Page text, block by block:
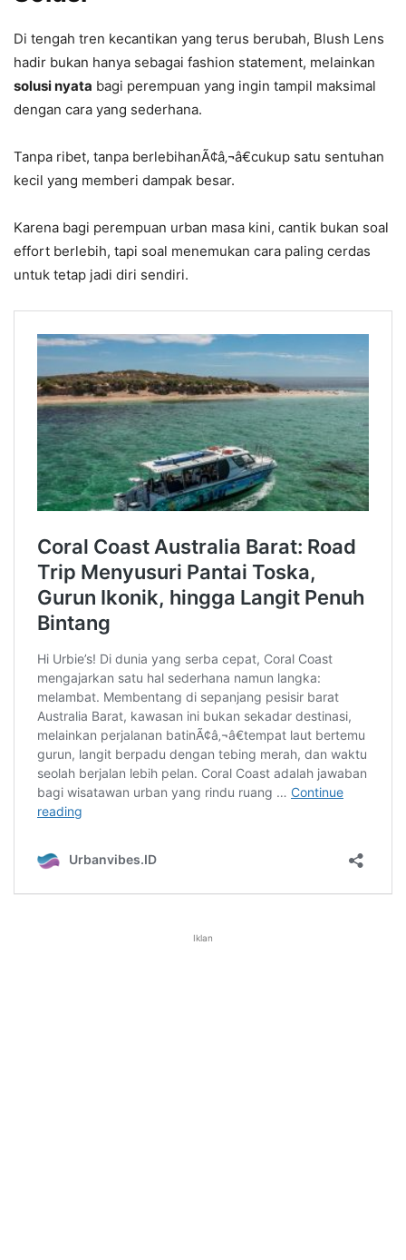
Di tengah tren kecantikan yang terus berubah, Blush Lens
hadir bukan hanya sebagai fashion statement, melainkan
solusi nyata bagi perempuan yang ingin tampil maksimal
dengan cara yang sederhana.
Tanpa ribet, tanpa berlebihanÃ¢â‚¬â€cukup satu sentuhan
kecil yang memberi dampak besar.
Karena bagi perempuan urban masa kini, cantik bukan soal
effort berlebih, tapi soal menemukan cara paling cerdas
untuk tetap jadi diri sendiri.
Iklan